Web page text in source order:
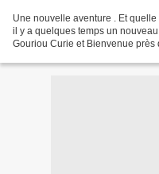
Une nouvelle aventure . Et
il y a quelques temps un
Gouriou Curie et Bienvenue près